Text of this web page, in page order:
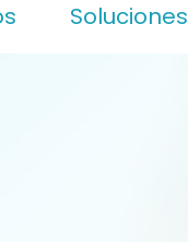
Soluciones